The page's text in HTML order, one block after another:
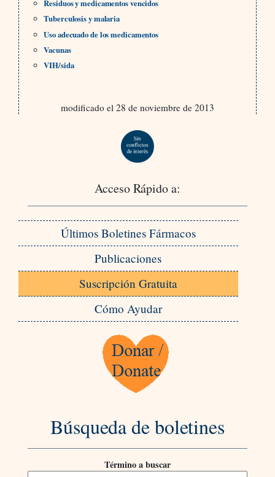
Residuos y medicamentos vencidos
Tuberculosis y malaria
Uso adecuado de los medicamentos
Vacunas
VIH/sida
modificado el 28 de noviembre de 2013
Acceso Rápido a:
Últimos Boletines Fármacos
Publicaciones
Suscripción Gratuita
Cómo Ayudar
Búsqueda de boletines
Término a buscar